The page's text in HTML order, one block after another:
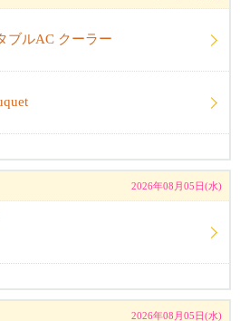
ブルAC クーラー
2026年08月05日(水)
2026年08月05日(水)